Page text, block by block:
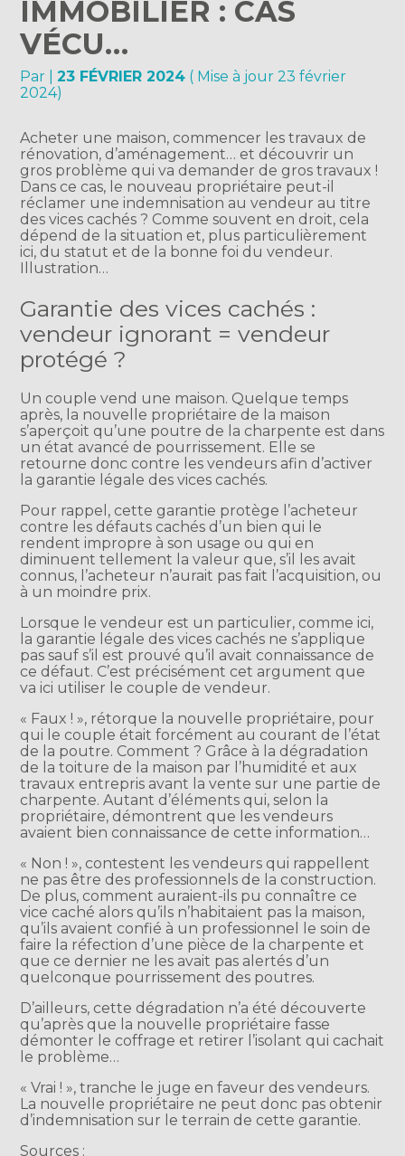
IMMOBILIER : CAS
VÉCU…
Par |23 FÉVRIER 2024 ( Mise à jour 23 février
2024)
Acheter une maison, commencer les travaux de
rénovation, d’aménagement… et découvrir un
gros problème qui va demander de gros travaux !
Dans ce cas, le nouveau propriétaire peut-il
réclamer une indemnisation au vendeur au titre
des vices cachés ? Comme souvent en droit, cela
dépend de la situation et, plus particulièrement
ici, du statut et de la bonne foi du vendeur.
Illustration…
Garantie des vices cachés :
vendeur ignorant = vendeur
protégé ?
Un couple vend une maison. Quelque temps
après, la nouvelle propriétaire de la maison
s’aperçoit qu’une poutre de la charpente est dans
un état avancé de pourrissement. Elle se
retourne donc contre les vendeurs afin d’activer
la garantie légale des vices cachés.
Pour rappel, cette garantie protège l’acheteur
contre les défauts cachés d’un bien qui le
rendent impropre à son usage ou qui en
diminuent tellement la valeur que, s’il les avait
connus, l’acheteur n’aurait pas fait l’acquisition, ou
à un moindre prix.
Lorsque le vendeur est un particulier, comme ici,
la garantie légale des vices cachés ne s’applique
pas sauf s’il est prouvé qu’il avait connaissance de
ce défaut. C’est précisément cet argument que
va ici utiliser le couple de vendeur.
« Faux ! », rétorque la nouvelle propriétaire, pour
qui le couple était forcément au courant de l’état
de la poutre. Comment ? Grâce à la dégradation
de la toiture de la maison par l’humidité et aux
travaux entrepris avant la vente sur une partie de
charpente. Autant d’éléments qui, selon la
propriétaire, démontrent que les vendeurs
avaient bien connaissance de cette information…
« Non ! », contestent les vendeurs qui rappellent
ne pas être des professionnels de la construction.
De plus, comment auraient-ils pu connaître ce
vice caché alors qu’ils n’habitaient pas la maison,
qu’ils avaient confié à un professionnel le soin de
faire la réfection d’une pièce de la charpente et
que ce dernier ne les avait pas alertés d’un
quelconque pourrissement des poutres.
D’ailleurs, cette dégradation n’a été découverte
qu’après que la nouvelle propriétaire fasse
démonter le coffrage et retirer l’isolant qui cachait
le problème…
« Vrai ! », tranche le juge en faveur des vendeurs.
La nouvelle propriétaire ne peut donc pas obtenir
d’indemnisation sur le terrain de cette garantie.
Sources :